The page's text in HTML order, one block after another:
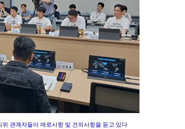
관계자들이 애로사항 및 건의사항을 듣고 있다